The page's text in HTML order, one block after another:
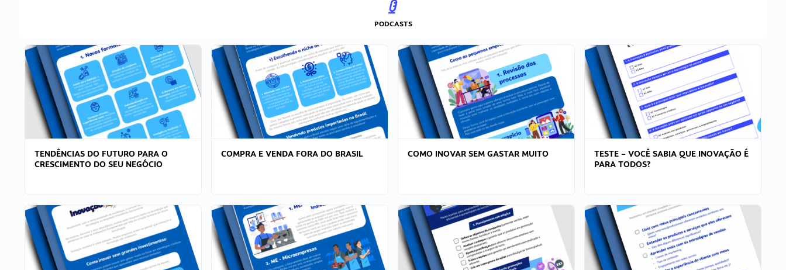
PODCASTS
TENDÊNCIAS DO FUTURO PARA O
CRESCIMENTO DO SEU NEGÓCIO
COMPRA E VENDA FORA DO BRASIL COMO INOVAR SEM GASTAR MUITO
TESTE – VOCÊ SABIA QUE INOVAÇÃO É
PARA TODOS?